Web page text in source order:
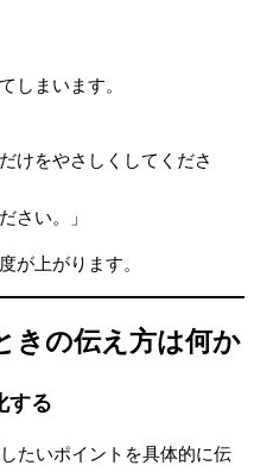
しまいます。
けをやさしくしてくださ
さい。」
が上がります。
きの伝え方は何か
する
たいポイントを具体的に伝